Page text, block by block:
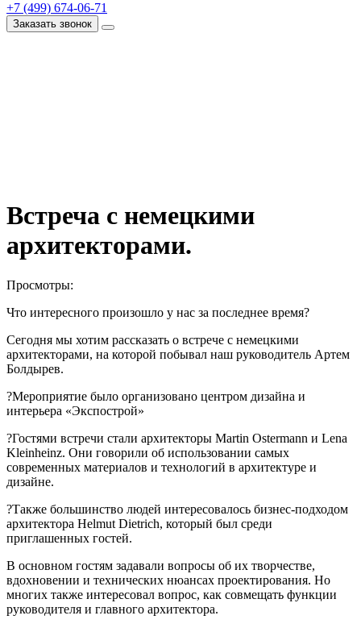
+7 (499) 674-06-71
Заказать звонок
Встреча с немецкими
архитекторами.
Просмотры:
Что интересного произошло у нас за последнее время?
Сегодня мы хотим рассказать о встрече с немецкими
архитекторами, на которой побывал наш руководитель Артем
Болдырев.
?Мероприятие было организовано центром дизайна и
интерьера «Экспострой»
?Гостями встречи стали архитекторы Martin Ostermann и Lena
Kleinheinz. Они говорили об использовании самых
современных материалов и технологий в архитектуре и
дизайне.
?Также большинство людей интересовалось бизнес-подходом
архитектора Helmut Dietrich, который был среди
приглашенных гостей.
В основном гостям задавали вопросы об их творчестве,
вдохновении и технических нюансах проектирования. Но
многих также интересовал вопрос, как совмещать функции
руководителя и главного архитектора.